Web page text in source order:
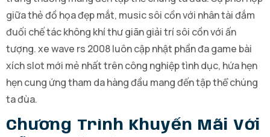
giữa thẻ đồ họa đẹp mắt, music sôi cồn với nhân tài đắm
đuối chế tác không khí thư giãn giải trí sôi cồn với ấn
tượng. xe wave rs 2008 luôn cập nhật phần đa game bài
xích slot mới mẻ nhất trên công nghiệp tình dục, hứa hẹn
hẹn cung ứng tham da hàng đầu mang đến tập thể chúng
ta đùa.
Chương Trình Khuyến Mãi Với